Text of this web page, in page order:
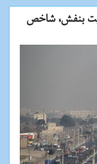
بنفش، شاخص